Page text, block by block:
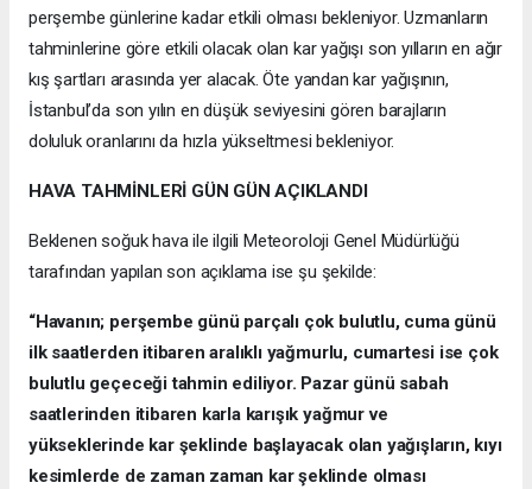
perşembe günlerine kadar etkili olması bekleniyor. Uzmanların
tahminlerine göre etkili olacak olan kar yağışı son yılların en ağır
kış şartları arasında yer alacak. Öte yandan kar yağışının,
İstanbul’da son yılın en düşük seviyesini gören barajların
doluluk oranlarını da hızla yükseltmesi bekleniyor.
HAVA TAHMİNLERİ GÜN GÜN AÇIKLANDI
Beklenen soğuk hava ile ilgili Meteoroloji Genel Müdürlüğü
tarafından yapılan son açıklama ise şu şekilde:
“Havanın; perşembe günü parçalı çok bulutlu, cuma günü
ilk saatlerden itibaren aralıklı yağmurlu, cumartesi ise çok
bulutlu geçeceği tahmin ediliyor. Pazar günü sabah
saatlerinden itibaren karla karışık yağmur ve
yükseklerinde kar şeklinde başlayacak olan yağışların, kıyı
kesimlerde de zaman zaman kar şeklinde olması